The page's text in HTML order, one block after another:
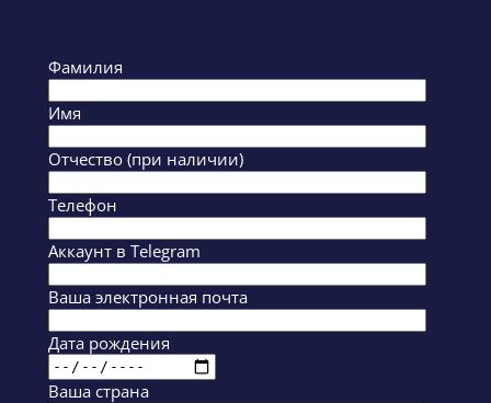
Фамилия
Имя
Отчество (при наличии)
Телефон
Аккаунт в Telegram
Ваша электронная почта
Дата рождения
Ваша страна